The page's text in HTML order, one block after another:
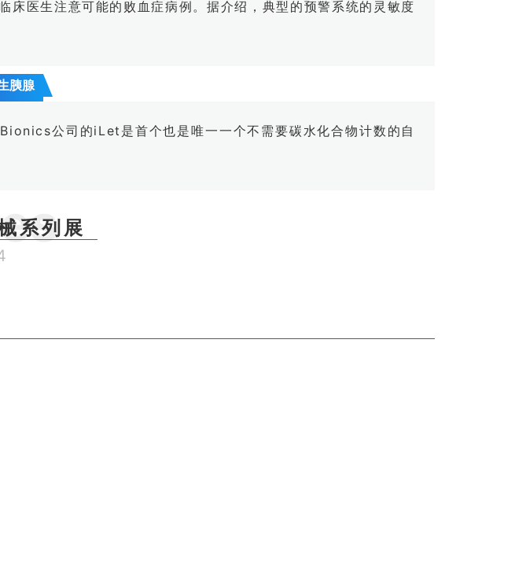
医生注意可能的败血症病例。据介绍，典型的预警系统的灵敏度
胰腺
公司的iLet是首个也是唯一一个不需要碳水化合物计数的自
系列展